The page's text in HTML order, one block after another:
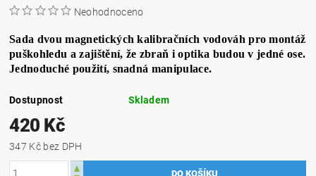
Neohodnoceno
Sada dvou magnetických kalibračních vodováh pro montáž
puškohledu a zajištění, že zbraň i optika budou v jedné ose.
Jednoduché použití, snadná manipulace.
Dostupnost Skladem
420 Kč
347 Kč bez DPH